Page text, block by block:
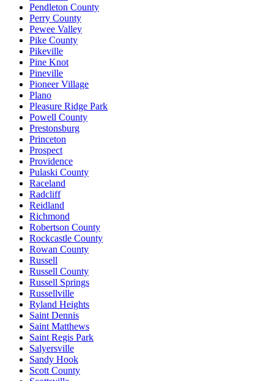
Pendleton County
Perry County
Pewee Valley
Pike County
Pikeville
Pine Knot
Pineville
Pioneer Village
Plano
Pleasure Ridge Park
Powell County
Prestonsburg
Princeton
Prospect
Providence
Pulaski County
Raceland
Radcliff
Reidland
Richmond
Robertson County
Rockcastle County
Rowan County
Russell
Russell County
Russell Springs
Russellville
Ryland Heights
Saint Dennis
Saint Matthews
Saint Regis Park
Salyersville
Sandy Hook
Scott County